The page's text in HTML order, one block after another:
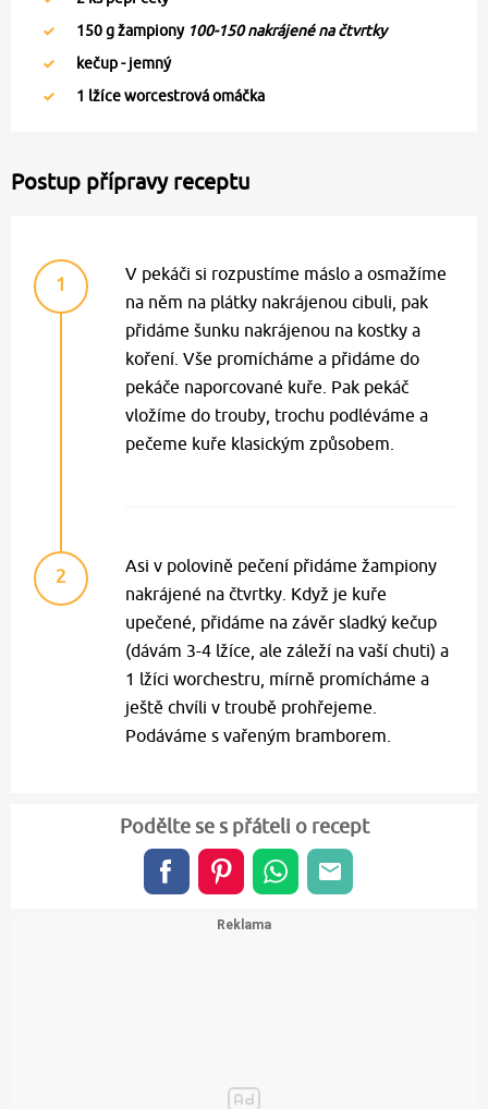
150g žampiony 100-150 nakrájené na čtvrtky
kečup - jemný
1 lžíce worcestrová omáčka
Postup přípravy receptu
1
V pekáči si rozpustíme máslo a osmažíme
na něm na plátky nakrájenou cibuli, pak
přidáme šunku nakrájenou na kostky a
koření. Vše promícháme a přidáme do
pekáče naporcované kuře. Pak pekáč
vložíme do trouby, trochu podléváme a
pečeme kuře klasickým způsobem.
2
Asi v polovině pečení přidáme žampiony
nakrájené na čtvrtky. Když je kuře
upečené, přidáme na závěr sladký kečup
(dávám 3-4 lžíce, ale záleží na vaší chuti) a
1 lžíci worchestru, mírně promícháme a
ještě chvíli v troubě prohřejeme.
Podáváme s vařeným bramborem.
Podělte se s přáteli o recept